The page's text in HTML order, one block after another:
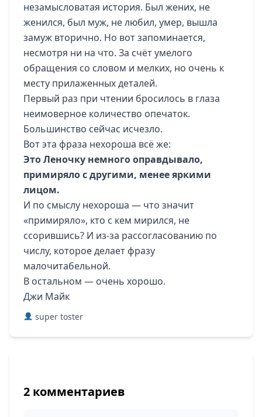
незамысловатая история. Был жених, не
женился, был муж, не любил, умер, вышла
замуж вторично. Но вот запоминается,
несмотря ни на что. За счёт умелого
обращения со словом и мелких, но очень к
месту прилаженных деталей.
Первый раз при чтении бросилось в глаза
неимоверное количество опечаток.
Большинство сейчас исчезло.
Вот эта фраза нехороша всё же:
Это Леночку немного оправдывало,
примиряло с другими, менее яркими
лицом.
И по смыслу нехороша — что значит
«примиряло», кто с кем мирился, не
ссорившись? И из-за рассогласованию по
числу, которое делает фразу
малочитабельной.
В остальном — очень хорошо.
Джи Майк
super toster
2 комментариев